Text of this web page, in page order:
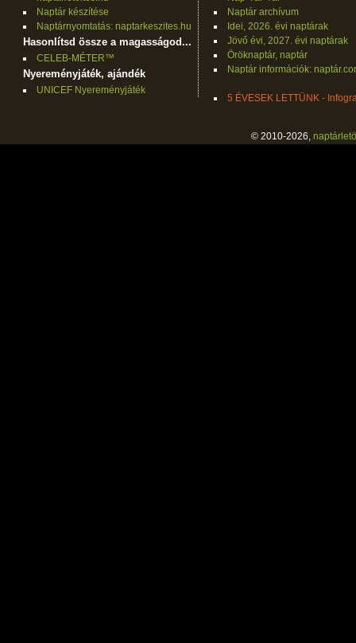
Naptár készítése
Naptárnyomtatás: naptarkeszites.hu
Hasonlítsd össze a magasságod...
CELEB-MÉTER™
Nyereményjáték, ajándék
UNICEF Nyereményjáték
Naptár archívum
Idei, 2026. évi naptárak
Jövő évi, 2027. évi naptárak
Öröknaptár, naptár
Naptár információk:
5 ÉVESEK LETTÜNK -
© 2010-2026,